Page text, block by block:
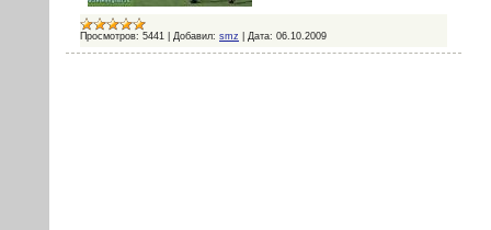
Просмотров: 5441 Добавил: smz Дата: 06.10.2009